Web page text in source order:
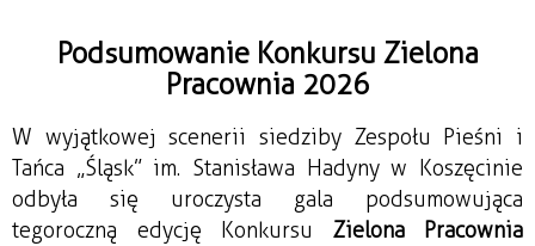
Podsumowanie Konkursu Zielona
Pracownia 2026
W wyjątkowej scenerii siedziby Zespołu Pieśni i
Tańca „Śląsk” im. Stanisława Hadyny w Koszęcinie
odbyła się uroczysta gala podsumowująca
tegoroczną edycję Konkursu Zielona Pracownia